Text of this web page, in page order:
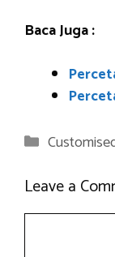
Baca Juga :
Categories
Leave a